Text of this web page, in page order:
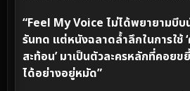
“Feel My Voice ไม่ได้พยายามบี
รันทด แต่หนังฉลาดล้ำลึกในการใช้
สะท้อน’ มาเป็นตัวละครหลักที่คอย
ได้อย่างอยู่หมัด”